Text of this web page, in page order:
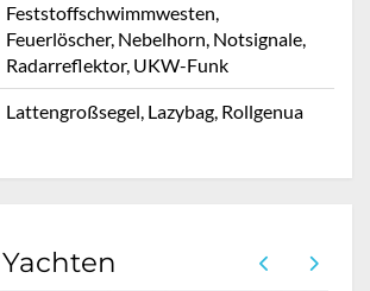
Feststoffschwimmwesten,
Feuerlöscher, Nebelhorn, Notsignale,
Radarreflektor, UKW-Funk
Lattengroßsegel, Lazybag, Rollgenua